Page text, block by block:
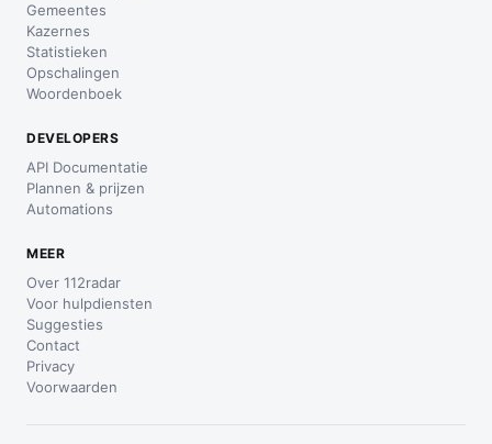
Gemeentes
Kazernes
Statistieken
Opschalingen
Woordenboek
DEVELOPERS
API Documentatie
Plannen & prijzen
Automations
MEER
Over 112radar
Voor hulpdiensten
Suggesties
Contact
Privacy
Voorwaarden